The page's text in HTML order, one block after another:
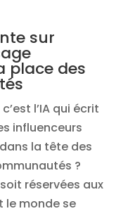
sur
place des
l’IA qui écrit
influenceurs
la tête des
?
réservées aux
le monde se